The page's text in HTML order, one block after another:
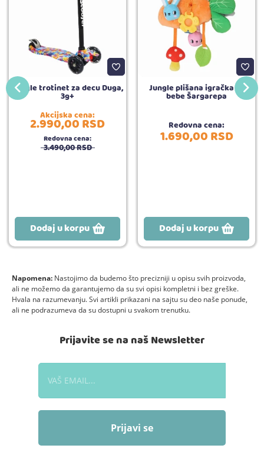
Jungle trotinet za decu Duga,
3g+
Akcijska cena:
2.990,00RSD
Redovna cena:
3.490,00RSD
Dodaj u korpu
Jungle plišana igračka za
bebe Šargarepa
Redovna cena:
1.690,00RSD
Dodaj u korpu
Napomena: Nastojimo da budemo što precizniji u opisu svih proizvoda,
ali ne možemo da garantujemo da su svi opisi kompletni i bez greške.
Hvala na razumevanju. Svi artikli prikazani na sajtu su deo naše ponude,
ali ne podrazumeva da su dostupni u svakom trenutku.
Prijavite se na naš Newsletter
Prijavi se